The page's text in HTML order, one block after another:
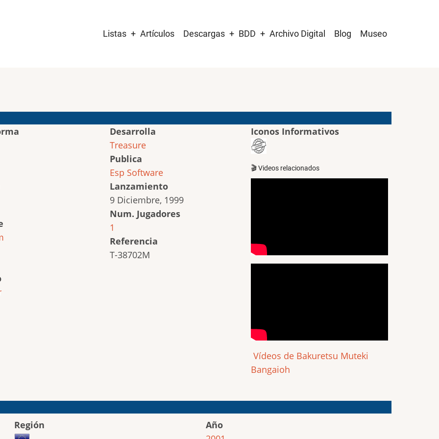
navigation
Listas Artículos Descargas BDD Archivo Digital Blog Museo
Desarrolla
Treasure
Publica
Esp Software
Lanzamiento
9 Diciembre, 1999
Num. Jugadores
1
Referencia
T-38702M
Iconos Informativos
🎬 Videos relacionados
Vídeos de Bakuretsu Muteki
Bangaioh
Región
Año